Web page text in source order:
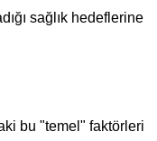
sağlık hedeflerine
bu "temel" faktörleri